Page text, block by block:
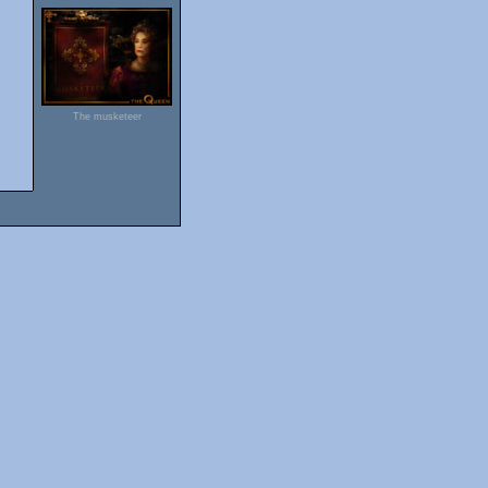
The musketeer